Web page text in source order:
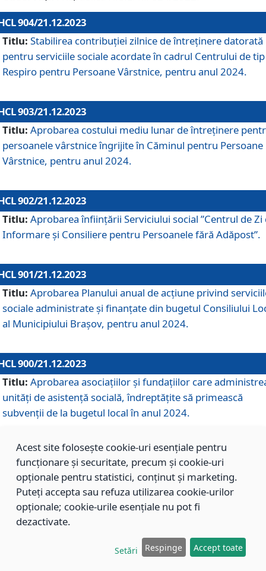
904/21.12.2023
Titlu: Stabilirea contribuţiei zilnice de întreținere datorată
pentru serviciile sociale acordate în cadrul Centrului de tip
Respiro pentru Persoane Vârstnice, pentru anul 2024.
903/21.12.2023
Titlu: Aprobarea costului mediu lunar de întreţinere
persoanele vârstnice îngrijite în Căminul pentru Persoane
Vârstnice, pentru anul 2024.
902/21.12.2023
Titlu: Aprobarea înființării Serviciului social ”Centrul de Zi
Informare și Consiliere pentru Persoanele fără Adăpost”.
901/21.12.2023
Titlu: Aprobarea Planului anual de acțiune privind
sociale administrate și finanțate din bugetul Consiliului
al Municipiului Brașov, pentru anul 2024.
900/21.12.2023
Titlu: Aprobarea asociațiilor şi fundațiilor care
unități de asistenţă socială, îndreptăţite să primească
subvenţii de la bugetul local în anul 2024.
899/21.12.2023
Aprobarea standardelor de cost pentru serviciile
sociale furnizate în cadrul Direcției de Asistență Socială
Brașov, pentru anul 2024.
Modificarea Anexei la H.C.L. nr. 91 din 09.02.2018,
Acest site folosește cookie-uri esențiale pentru
funcționare și securitate, precum și cookie-uri
opționale pentru statistici, conținut și marketing.
Puteți accepta sau refuza utilizarea cookie-urilor
opționale; cookie-urile esențiale nu pot fi
dezactivate.
Setări Respinge Accept toate